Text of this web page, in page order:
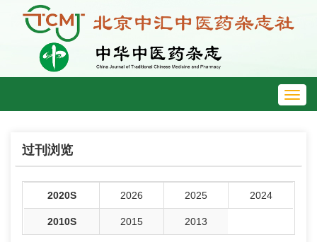
过刊浏览
2020S 2026 2025 2024
2010S 2015 2013